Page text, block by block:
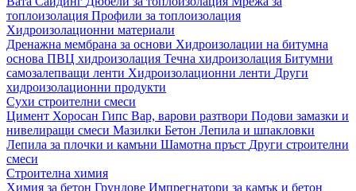
топлоизолация Профили за топлоизолация
Хидроизолационни материали
Дренажна мембрана за основи Хидроизолации на битумна
основа ПВЦ хидроизолация Течна хидроизолация Битумни
самозалепващи ленти Хидроизолационни ленти Други
хидроизолационни продукти
Сухи строителни смеси
Цимент Хоросан Гипс Вар, варови разтвори Подови замазки и
нивелиращи смеси Мазилки Бетон Лепила и шпакловки
Лепила за плочки и камъни Шамотна пръст Други строителни
смеси
Строителна химия
Химия за бетон Грундове Импрегнатори за камък и бетон